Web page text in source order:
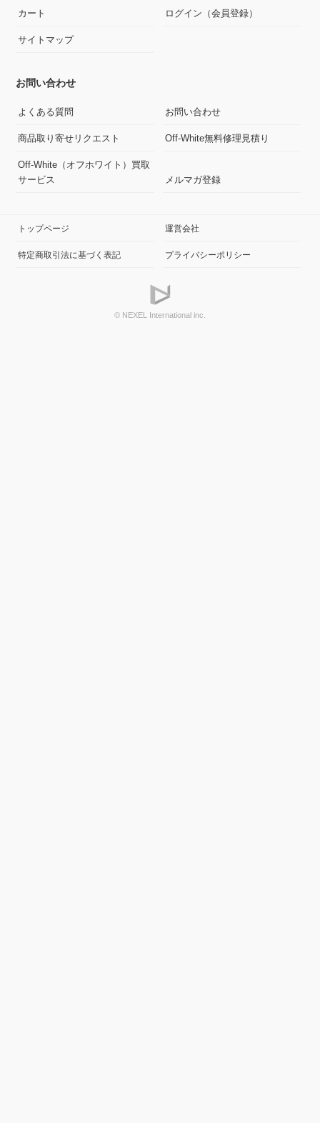
カート ログイン（会員登録）
サイトマップ
お問い合わせ
よくある質問 お問い合わせ
商品取り寄せリクエスト Off-White無料修理見積り
Off-White（オフホワイト）買取
サービス
メルマガ登録
トップページ 運営会社
特定商取引法に基づく表記 プライバシーポリシー
© NEXEL International inc.